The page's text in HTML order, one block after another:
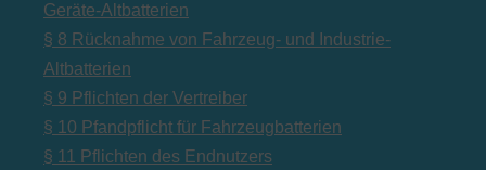
Geräte-Altbatterien
§ 8 Rücknahme von Fahrzeug- und Industrie-
Altbatterien
§ 9 Pflichten der Vertreiber
§ 10 Pfandpflicht für Fahrzeugbatterien
§ 11 Pflichten des Endnutzers